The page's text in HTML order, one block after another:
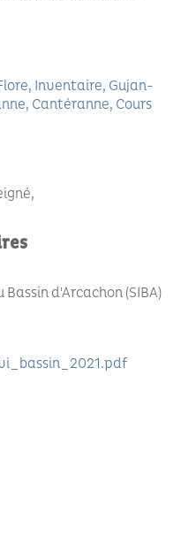
Inventaire Gujan-
Cantéranne Cours
d'Arcachon (SIBA)